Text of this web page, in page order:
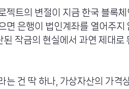
젝트의 변절이 지금 한국 블록체
면 은행이 법인계좌를 열어주지
작금의 현실에서 과연 제대로
건 딱 하나, 가상자산의 가격